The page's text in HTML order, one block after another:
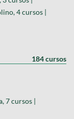
4 cursos |
184 cursos
7 cursos |